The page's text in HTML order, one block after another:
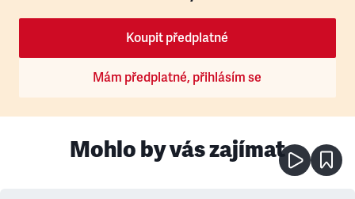
Koupit předplatné
Mám předplatné, přihlásím se
Mohlo by vás zajímat